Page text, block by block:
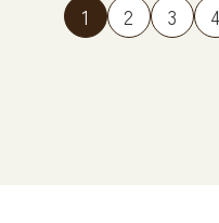
1 2 3 4